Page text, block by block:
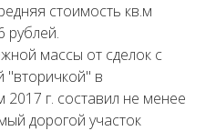
стоимость кв.м
рублей.
массы от сделок с
"вторичкой" в
г. составил не менее
дорогой участок